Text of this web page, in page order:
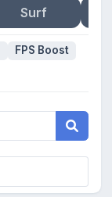
Surf
FPS Boost